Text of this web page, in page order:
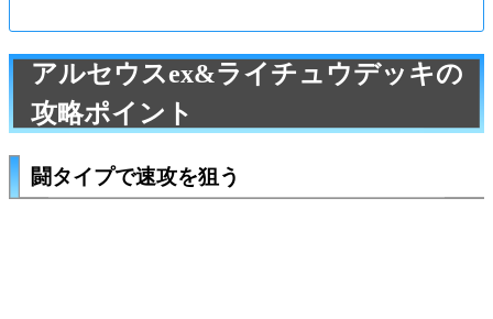
アルセウスex&ライチュウデッキの
攻略ポイント
闘タイプで速攻を狙う